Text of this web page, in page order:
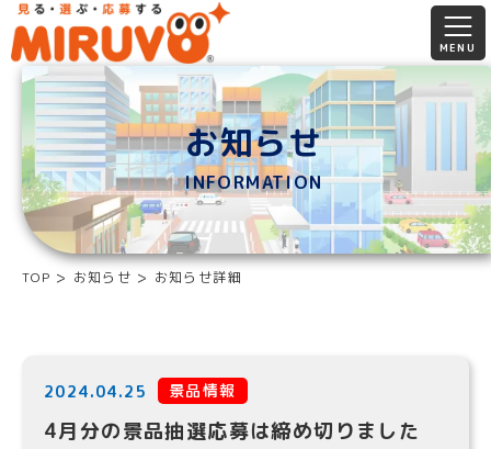
お知らせ
INFORMATION
TOP お知らせ お知らせ詳細
2024.04.25 景品情報
4月分の景品抽選応募は締め切りました